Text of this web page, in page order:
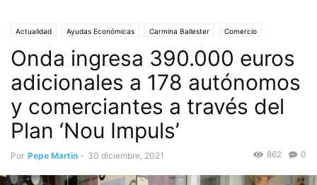
Actualidad Ayudas Económicas Carmina Ballester Comercio
Efectos económicos de la pandemia Onda (Castellón) Portada
Pymes y Autónomos
Onda ingresa 390.000 euros
adicionales a 178 autónomos
y comerciantes a través del
Plan ‘Nou Impuls’
Por Pepe Martin - 30 diciembre, 2021 0
862